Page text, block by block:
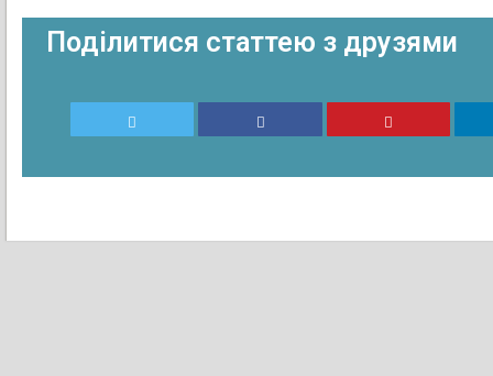
Поділитися статтею з друзями